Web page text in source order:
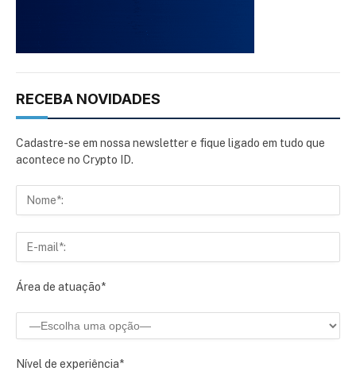
RECEBA NOVIDADES
Cadastre-se em nossa newsletter e fique ligado em tudo que
acontece no Crypto ID.
Área de atuação*
Nível de experiência*